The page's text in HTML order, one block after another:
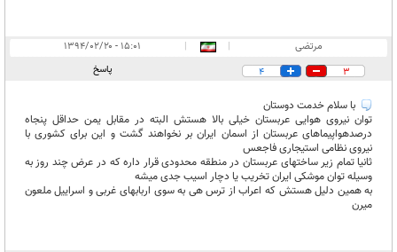
مرتضی |
|
۱۵:۰۱ - ۱۳۹۴/۰۲/۲۰
3
4 پاسخ
با سلام خدمت دوستان
توان نیروی هوایی عربستان خیلی بالا هستش البته در مقابل یمن حداقل پنجاه
درصدهواپیماهای عربستان از اسمان ایران بر نخواهند گشت و این برای کشوری با
نیروی نظامی استیجاری فاجعس
ثانیا تمام زیر ساختهای عربستان در منطقه محدودی قرار داره که در عرض چند روز به
وسیله توان موشکی ایران تخریب یا دچار اسیب جدی میشه
به همین دلیل هستش که اعراب از ترس هی به سوی اربابهای غربی و اسراییل ملعون
میرن